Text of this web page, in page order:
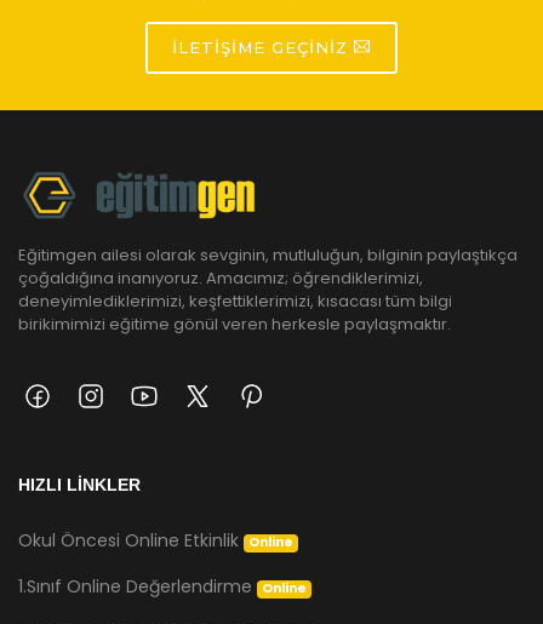
İLETIŞIME GEÇINIZ
Eğitimgen ailesi olarak sevginin, mutluluğun, bilginin paylaştıkça
çoğaldığına inanıyoruz. Amacımız; öğrendiklerimizi,
deneyimlediklerimizi, keşfettiklerimizi, kısacası tüm bilgi
birikimimizi eğitime gönül veren herkesle paylaşmaktır.
HIZLI LİNKLER
Okul Öncesi Online Etkinlik Online
1.Sınıf Online Değerlendirme Online